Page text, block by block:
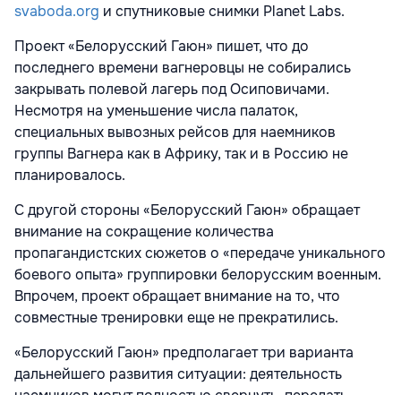
svaboda.org и спутниковые снимки Planet Labs.
Проект «Белорусский Гаюн» пишет, что до
последнего времени вагнеровцы не собирались
закрывать полевой лагерь под Осиповичами.
Несмотря на уменьшение числа палаток,
специальных вывозных рейсов для наемников
группы Вагнера как в Африку, так и в Россию не
планировалось.
С другой стороны «Белорусский Гаюн» обращает
внимание на сокращение количества
пропагандистских сюжетов о «передаче уникального
боевого опыта» группировки белорусским военным.
Впрочем, проект обращает внимание на то, что
совместные тренировки еще не прекратились.
«Белорусский Гаюн» предполагает три варианта
дальнейшего развития ситуации: деятельность